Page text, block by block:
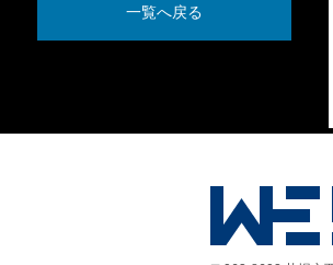
一覧へ戻る